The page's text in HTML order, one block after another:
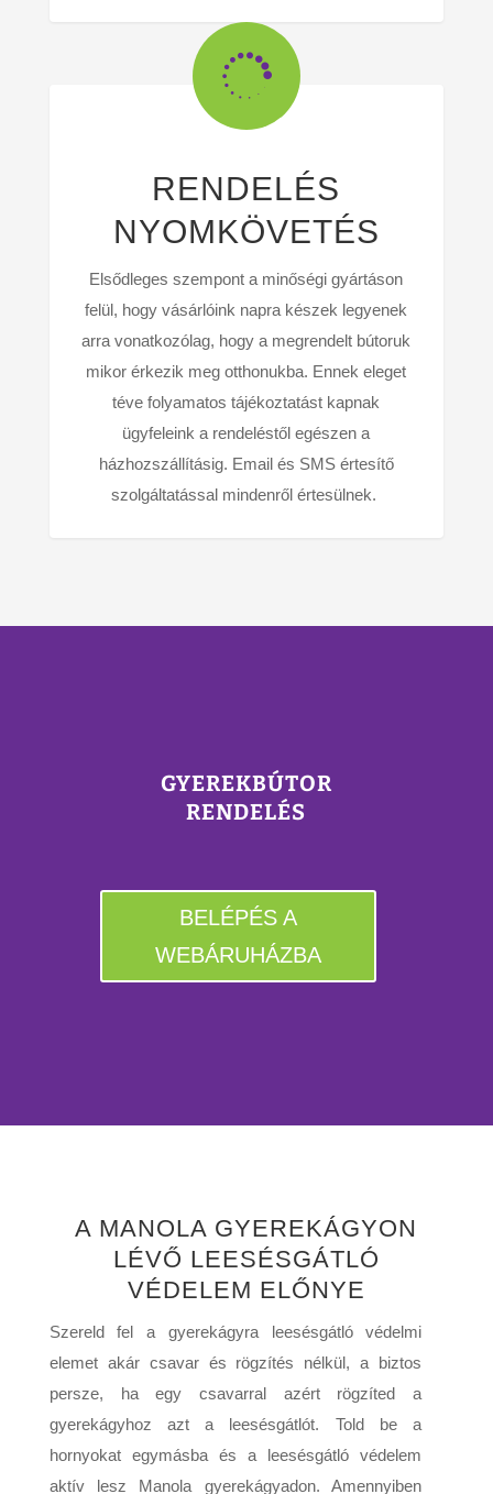

RENDELÉS
NYOMKÖVETÉS
Elsődleges szempont a minőségi gyártáson
felül, hogy vásárlóink napra készek legyenek
arra vonatkozólag, hogy a megrendelt bútoruk
mikor érkezik meg otthonukba. Ennek eleget
téve folyamatos tájékoztatást kapnak
ügyfeleink a rendeléstől egészen a
házhozszállításig. Email és SMS értesítő
szolgáltatással mindenről értesülnek.
GYEREKBÚTOR
RENDELÉS
BELÉPÉS A
WEBÁRUHÁZBA
A MANOLA GYEREKÁGYON
LÉVŐ LEESÉSGÁTLÓ
VÉDELEM ELŐNYE
Szereld fel a gyerekágyra leesésgátló védelmi
elemet akár csavar és rögzítés nélkül, a biztos
persze, ha egy csavarral azért rögzíted a
gyerekágyhoz azt a leesésgátlót. Told be a
hornyokat egymásba és a leesésgátló védelem
aktív lesz Manola gyerekágyadon. Amennyiben